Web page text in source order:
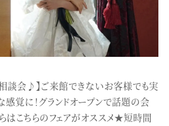
談会♪】ご来館できないお客様でも実
覚に！グランドオープンで話題の会
はこちらのフェアがオススメ★短時間